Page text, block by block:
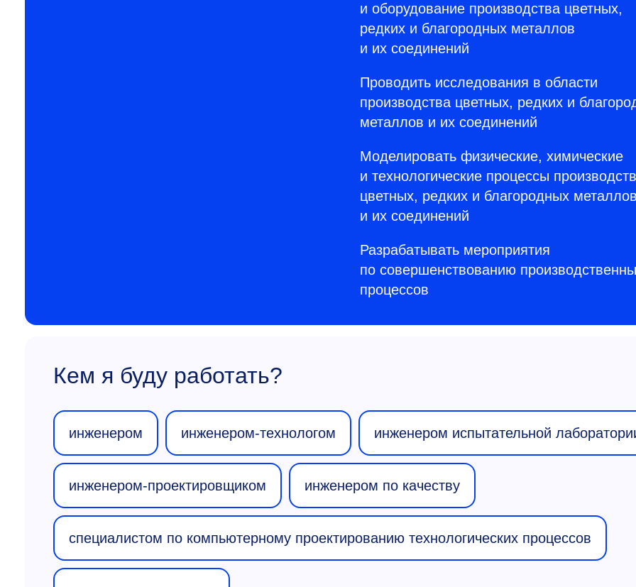
и оборудование производства цветных,
редких и благородных металлов
и их соединений
Проводить исследования в области
производства цветных, редких и
металлов и их соединений
Моделировать физические, химические
и технологические процессы
цветных, редких и благородных
и их соединений
Разрабатывать мероприятия
по совершенствованию
процессов
Кем я буду работать?
инженером инженером-технологом инженером испытательной
инженером-проектировщиком инженером по качеству
специалистом по компьютерному проектированию технологических процессов